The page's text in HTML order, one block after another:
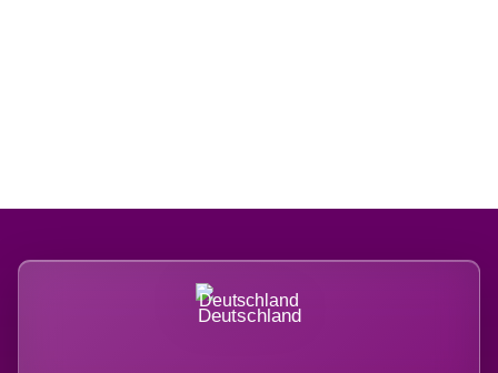
Deutschland